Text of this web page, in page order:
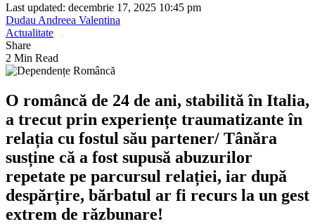
Last updated: decembrie 17, 2025 10:45 pm
Dudau Andreea Valentina
Actualitate
Share
2 Min Read
O româncă de 24 de ani, stabilită în Italia,
a trecut prin experiențe traumatizante în
relația cu fostul său partener/ Tânăra
susține că a fost supusă abuzurilor
repetate pe parcursul relației, iar după
despărțire, bărbatul ar fi recurs la un gest
extrem de răzbunare!